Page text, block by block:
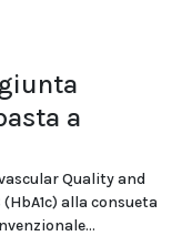
a
Quality and
alla consueta